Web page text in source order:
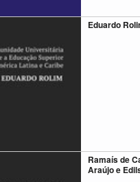
Eduardo
Ramaís de
Araújo e